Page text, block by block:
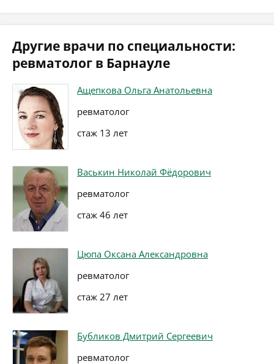
Другие врачи по специальности:
ревматолог в Барнауле
Ащепкова Ольга Анатольевна
ревматолог
стаж 13 лет
Васькин Николай Фёдорович
ревматолог
стаж 46 лет
Цюпа Оксана Александровна
ревматолог
стаж 27 лет
Бубликов Дмитрий Сергеевич
ревматолог